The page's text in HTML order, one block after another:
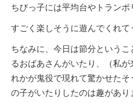
ちびっ子には平均台やトランポ
すごく楽しそうに遊んでくれて
ちなみに、今日は節分という
るおばあさんがいたり、（私
れかが鬼役で現れて驚かせた
の子がいたりしたのは趣があり